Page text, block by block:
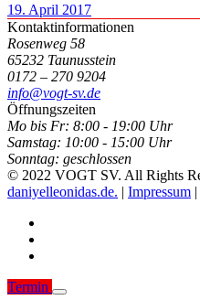
19. April 2017
Kontaktinformationen
Rosenweg 58
65232 Taunusstein
0172 – 270 9204
info@vogt-sv.de
Öffnungszeiten
Mo bis Fr: 8:00 - 19:00 Uhr
Samstag: 10:00 - 15:00 Uhr
Sonntag: geschlossen
© 2022 VOGT SV. All Rights
daniyelleonidas.de. | Impressum |
Termin